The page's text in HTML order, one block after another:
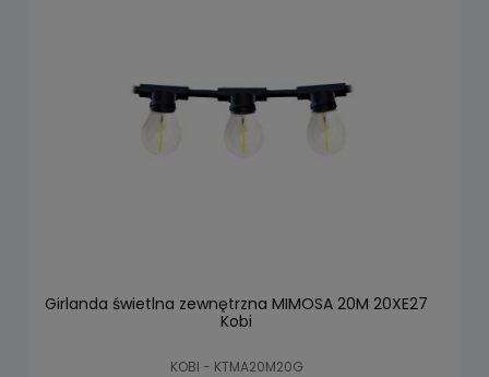
Girlanda świetlna zewnętrzna MIMOSA 20M 20XE27
Kobi
KOBI - KTMA20M20G